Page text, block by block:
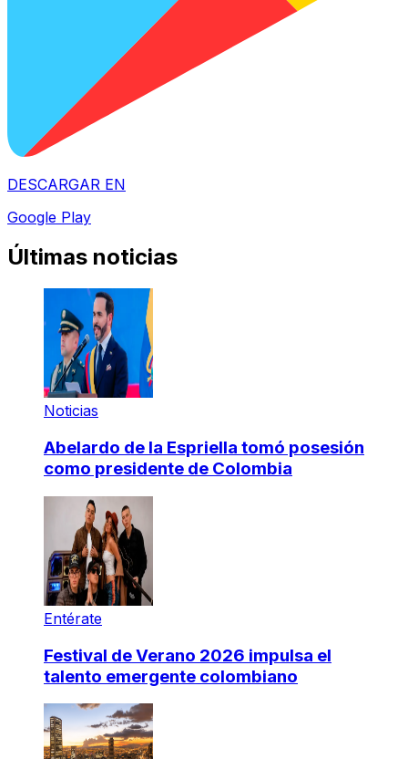
DESCARGAR EN
Google Play
Últimas noticias
Noticias
Abelardo de la Espriella tomó posesión
como presidente de Colombia
Entérate
Festival de Verano 2026 impulsa el
talento emergente colombiano